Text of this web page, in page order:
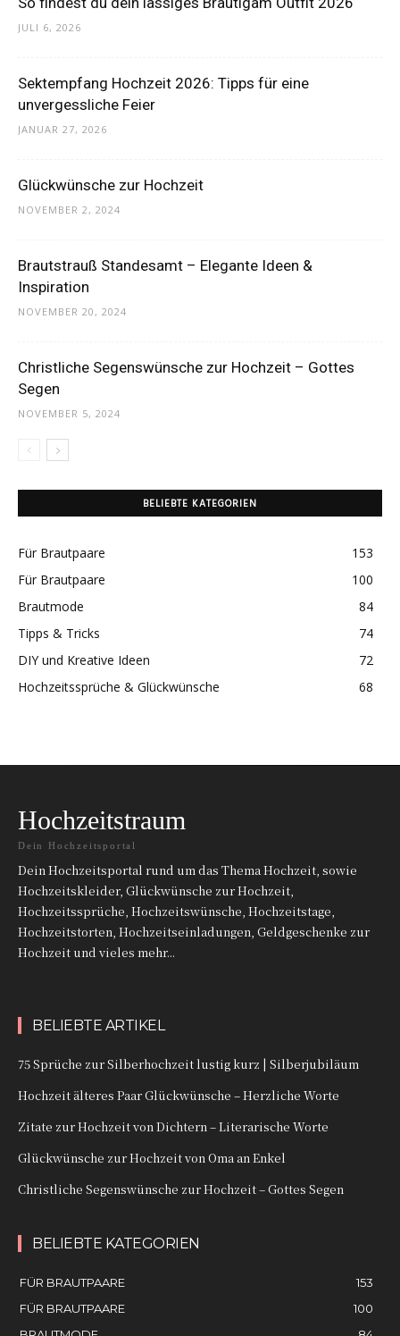
JULI 6, 2026
Sektempfang Hochzeit 2026: Tipps für eine
unvergessliche Feier
JANUAR 27, 2026
Glückwünsche zur Hochzeit
NOVEMBER 2, 2024
Brautstrauß Standesamt – Elegante Ideen &
Inspiration
NOVEMBER 20, 2024
Christliche Segenswünsche zur Hochzeit – Gottes
Segen
NOVEMBER 5, 2024
BELIEBTE KATEGORIEN
Für Brautpaare
153
Für Brautpaare
100
Brautmode
84
Tipps & Tricks
74
DIY und Kreative Ideen
72
Hochzeitssprüche & Glückwünsche
68
Hochzeitstraum
Dein Hochzeitsportal
Dein Hochzeitsportal rund um das Thema Hochzeit, sowie
Hochzeitskleider, Glückwünsche zur Hochzeit,
Hochzeitssprüche, Hochzeitswünsche, Hochzeitstage,
Hochzeitstorten, Hochzeitseinladungen, Geldgeschenke zur
Hochzeit und vieles mehr...
BELIEBTE ARTIKEL
75 Sprüche zur Silberhochzeit lustig kurz | Silberjubiläum
Hochzeit älteres Paar Glückwünsche – Herzliche Worte
Zitate zur Hochzeit von Dichtern – Literarische Worte
Glückwünsche zur Hochzeit von Oma an Enkel
Christliche Segenswünsche zur Hochzeit – Gottes Segen
BELIEBTE KATEGORIEN
FÜR BRAUTPAARE
153
FÜR BRAUTPAARE
100